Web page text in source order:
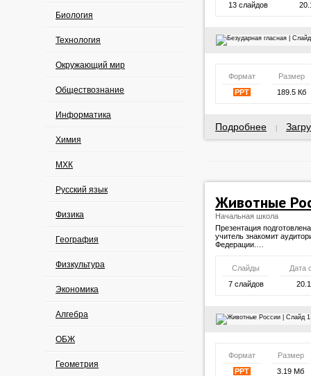
Биология
Технология
Окружающий мир
Обществознание
Информатика
Химия
МХК
Русский язык
Физика
География
Физкультура
Экономика
Алгебра
ОБЖ
Геометрия
13 слайдов
Формат
Размер
PPT
189.5 Кб
Подробнее
Животные
Начальная школа
Презентация
учитель знакомит
Федерации.…
Слайды
Дата
7 слайдов
Формат
Размер
PPT
3.19 Мб